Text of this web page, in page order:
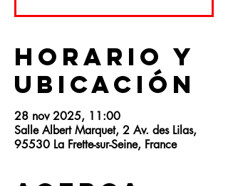
Horario y
ubicación
28 nov 2025, 11:00
Salle Albert Marquet, 2 Av. des Lilas,
95530 La Frette-sur-Seine, France